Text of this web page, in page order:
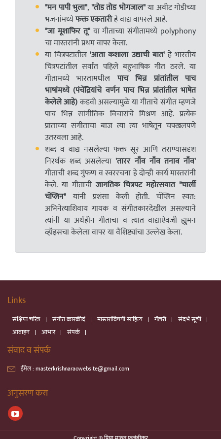
"मन पापी भुला", "तोड तोड भोगजाल"या अवीट गोडीच्या
भजनांमध्येफक्त एकतारीहे वाद्य वापरले आहे.
"जा मूशाफिर तू"या गीताच्या संगीतामध्ये polyphony
चा मास्तरांनी प्रथम वापर केला.
या चित्रपटातील'आता कशाला उद्याची बात'हे भारतीय
चित्रपटांतील सर्वांत पहिले बहुभाषिक गीत ठरले. या
गीतामध्ये भारतामधीलपाच भिन्न प्रांतांतील पाच
भाषांमध्ये (पंचेंद्रियांचे वर्णन पाच भिन्न प्रांतांतील भाषेत
केलेले आहे)कडवी असल्यामुळे या गीताचे संगीत म्हणजे
पाच भिन्न सांगीतिक विचारांचे मिश्रण आहे. प्रत्येक
प्रांताच्या संगीताचा बाज त्या त्या भाषेतून चपखलपणे
उतरवला आहे.
शब्द व वाद्य नसलेल्या फक्त सूर आणि तराण्यासदृश
निरर्थक शब्द असलेल्या'तारर नाँव नाँव तनाव नाँव'
गीताची शब्द गुंफण व स्वररचना हे दोन्ही कार्य मास्तरांनी
केले. या गीताचीजागतिक चित्रपट महोत्सवात "चार्ली
चॅप्लिन" यांनी प्रशंसा केली होती. चॅप्लिन स्वत:
अभिनेत्याशिवाय गायक व संगीतकारदेखील असल्याने
त्यांनी या अर्थहीन गीताचा व त्यात वाद्याऐवजी ह्युमन
व्हॉइसचा केलेला वापर या वैशिष्ट्यांचा उल्लेख केला.
Links
संक्षिप्त चरित्र संगीत कारकीर्द मास्तरांविषयी साहित्य गॅलरी
संदर्भ सूची
आवाहन
आभार संपर्क
संवाद व संपर्क
ईमेल : masterkrishnaraowebsite@gmail.com
अनुसरण करा